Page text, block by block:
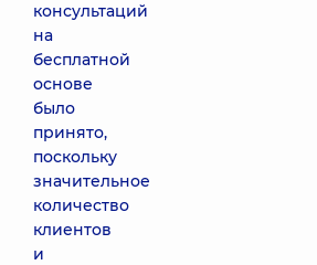
консультаций
на
бесплатной
основе
было
принято,
поскольку
значительное
количество
клиентов
и